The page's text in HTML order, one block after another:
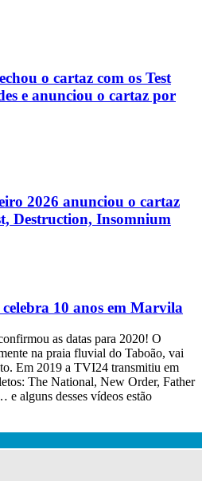
o cartaz com os Test
e anunciou o cartaz por
2026 anunciou o cartaz
Destruction, Insomnium
10 anos em Marvila
as datas para 2020! O
na praia fluvial do Taboão, vai
Em 2019 a TVI24 transmitiu em
The National, New Order, Father
alguns desses vídeos estão